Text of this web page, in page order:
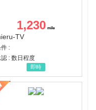
1,230
TV
:
認 : 数日程度
即時